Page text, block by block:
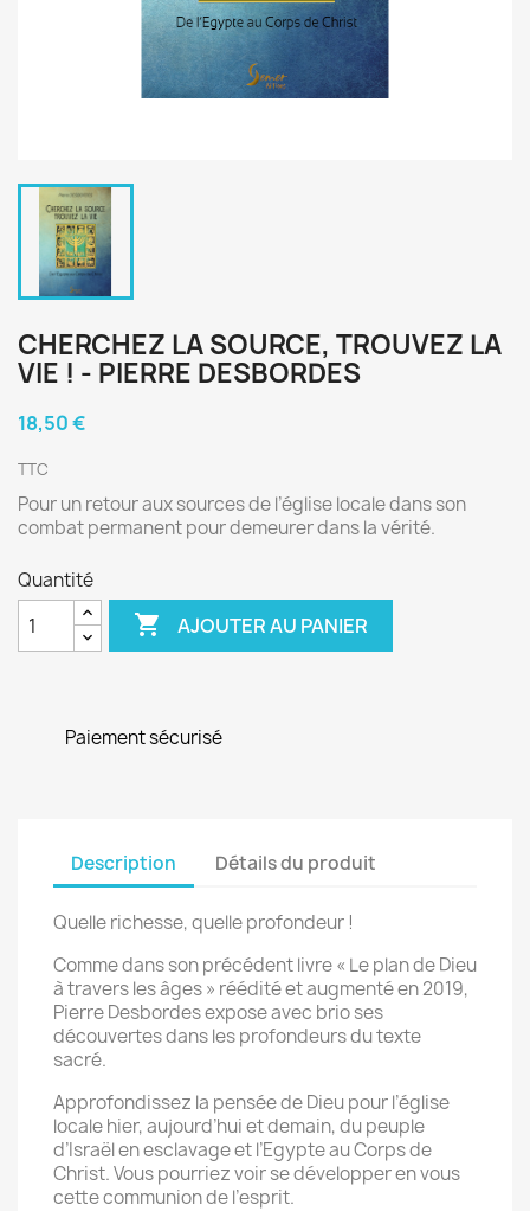
CHERCHEZ LA SOURCE, TROUVEZ LA
VIE ! - PIERRE DESBORDES
18,50 €
TTC
Pour un retour aux sources de l’église locale dans son
combat permanent pour demeurer dans la vérité.
Quantité
 AJOUTER AU PANIER
Paiement sécurisé
Description Détails du produit
Quelle richesse, quelle profondeur !
Comme dans son précédent livre « Le plan de Dieu
à travers les âges » réédité et augmenté en 2019,
Pierre Desbordes expose avec brio ses
découvertes dans les profondeurs du texte
sacré.
Approfondissez la pensée de Dieu pour l’église
locale hier, aujourd’hui et demain, du peuple
d’Israël en esclavage et l’Egypte au Corps de
Christ. Vous pourriez voir se développer en vous
cette communion de l’esprit.